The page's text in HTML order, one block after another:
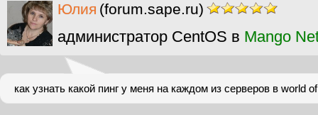
Юлия (forum.sape.ru)
администратор CentOS в Mango
как узнать какой пинг у меня на каждом из серверов в world